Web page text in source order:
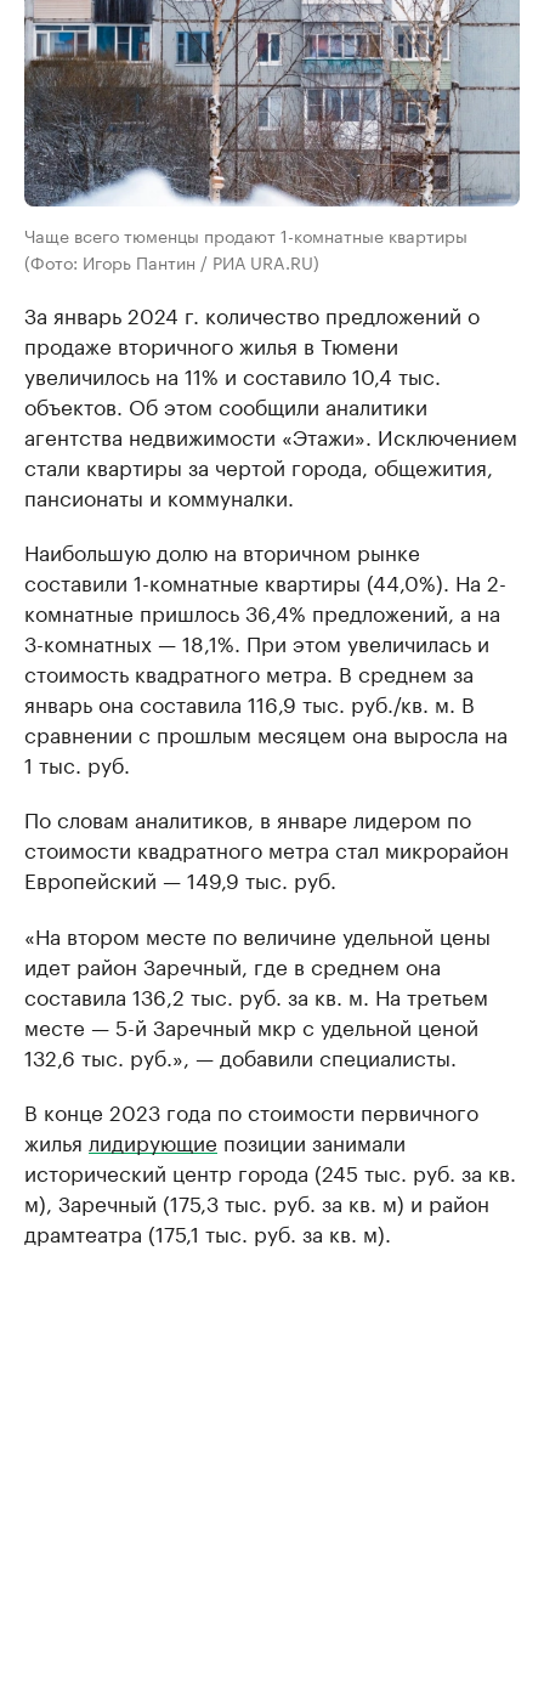
Чаще всего тюменцы продают 1-комнатные квартиры
(Фото: Игорь Пантин / РИА URA.RU)
За январь 2024 г. количество предложений о
продаже вторичного жилья в Тюмени
увеличилось на 11% и составило 10,4 тыс.
объектов. Об этом сообщили аналитики
агентства недвижимости «Этажи». Исключением
стали квартиры за чертой города, общежития,
пансионаты и коммуналки.
Наибольшую долю на вторичном рынке
составили 1-комнатные квартиры (44,0%). На 2-
комнатные пришлось 36,4% предложений, а на
3-комнатных — 18,1%. При этом увеличилась и
стоимость квадратного метра. В среднем за
январь она составила 116,9 тыс. руб./кв. м. В
сравнении с прошлым месяцем она выросла на
1 тыс. руб.
По словам аналитиков, в январе лидером по
стоимости квадратного метра стал микрорайон
Европейский — 149,9 тыс. руб.
«На втором месте по величине удельной цены
идет район Заречный, где в среднем она
составила 136,2 тыс. руб. за кв. м. На третьем
месте — 5-й Заречный мкр с удельной ценой
132,6 тыс. руб.», — добавили специалисты.
В конце 2023 года по стоимости первичного
жилья лидирующие позиции занимали
исторический центр города (245 тыс. руб. за кв.
м), Заречный (175,3 тыс. руб. за кв. м) и район
драмтеатра (175,1 тыс. руб. за кв. м).